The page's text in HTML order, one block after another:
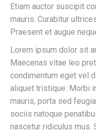
Etiam auctor suscipit
mauris. Curabitur
Praesent et augue
Lorem ipsum dolor sit
Maecenas vitae leo
condimentum eget vel
aliquet tristique. Morbi
mauris, porta sed
sociis natoque
nascetur ridiculus mus.